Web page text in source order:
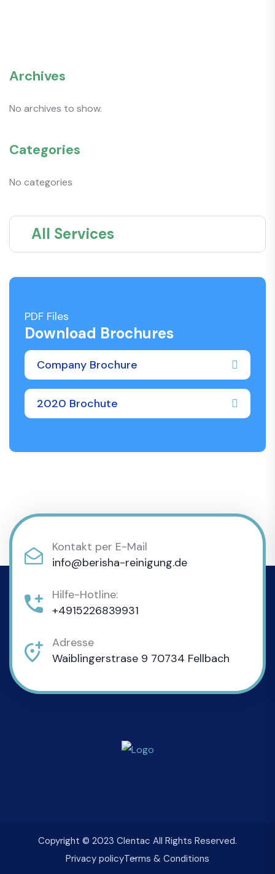
Archives
No archives to show.
Categories
No categories
All Services
PDF Files
Download Brochures
Company Brochure
2020 Brochute
Kontakt per E-Mail
info@berisha-reinigung.de
Hilfe-Hotline:
+4915226839931
Adresse
Waiblingerstrase 9 70734 Fellbach
Copyright © 2023 Clentac All Rights Reserved.
Privacy policyTerms & Conditions